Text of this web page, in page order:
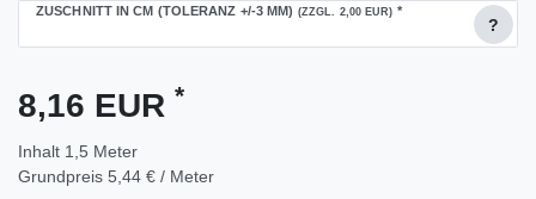
ZUSCHNITT IN CM (TOLERANZ +/-3 MM) (ZZGL. 2,00 EUR) *
?
8,16 EUR *
Inhalt 1,5 Meter
Grundpreis 5,44 € / Meter